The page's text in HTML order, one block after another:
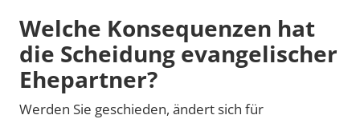
Welche Konsequenzen hat
die Scheidung evangelischer
Ehepartner?
Werden Sie geschieden, ändert sich für